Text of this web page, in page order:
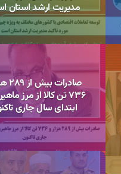
مدیریت ارشد استان
صادرات
736 تن کالا از مرز
ابتدای سال جاری